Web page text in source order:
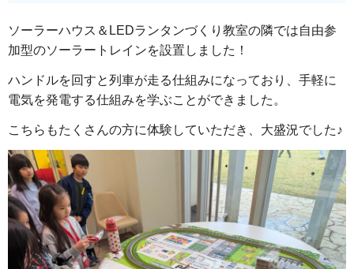
ソーラーハウス＆LEDランタンづくり教室の隣では自由参
加型のソーラートレインを設置しました！
ハンドルを回すと列車が走る仕組みになっており、手軽に
電気を発電する仕組みを学ぶことができました。
こちらもたくさんの方に体験していただき、大盛況でした♪